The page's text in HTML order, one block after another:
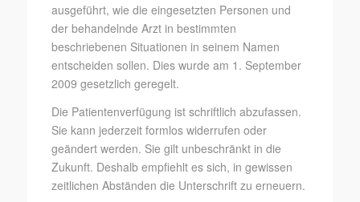
ausgeführt, wie die eingesetzten Personen und
der behandelnde Arzt in bestimmten
beschriebenen Situationen in seinem Namen
entscheiden sollen. Dies wurde am 1. September
2009 gesetzlich geregelt.
Die Patientenverfügung ist schriftlich abzufassen.
Sie kann jederzeit formlos widerrufen oder
geändert werden. Sie gilt unbeschränkt in die
Zukunft. Deshalb empfiehlt es sich, in gewissen
zeitlichen Abständen die Unterschrift zu erneuern.